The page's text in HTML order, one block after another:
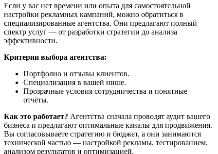
Если у вас нет времени или опыта для самостоятельной
настройки рекламных кампаний, можно обратиться в
специализированные агентства. Они предлагают полный
спектр услуг — от разработки стратегии до анализа
эффективности.
Критерии выбора агентства:
Портфолио и отзывы клиентов.
Специализация в вашей нише.
Прозрачные условия сотрудничества и понятные
отчёты.
Как это работает? Агентства сначала проводят аудит вашего
бизнеса и предлагают оптимальные каналы для продвижения.
Вы согласовываете стратегию и бюджет, а они занимаются
технической частью — настройкой рекламы, тестированием,
анализом результатов и оптимизацией.